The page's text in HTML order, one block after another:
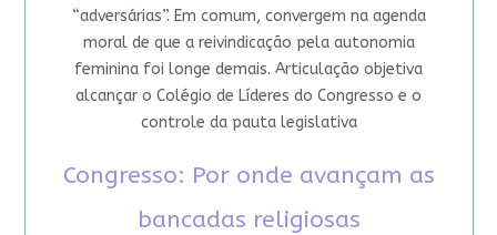
“adversárias”. Em comum, convergem na agenda
moral de que a reivindicação pela autonomia
feminina foi longe demais. Articulação objetiva
alcançar o Colégio de Líderes do Congresso e o
controle da pauta legislativa
Congresso: Por onde avançam as
bancadas religiosas